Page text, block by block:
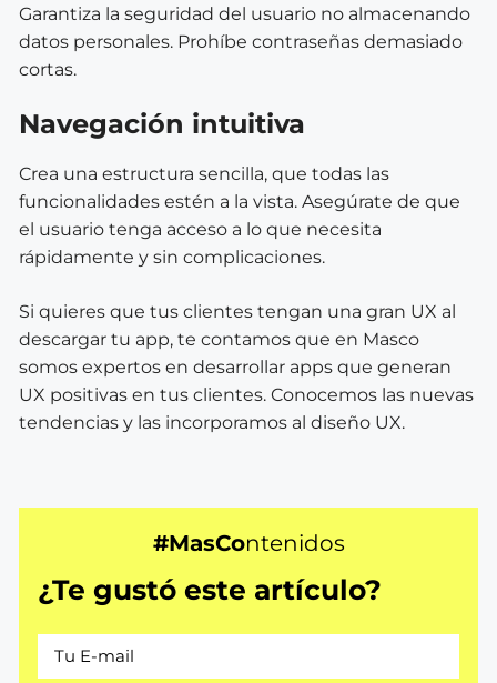
Garantiza la seguridad del usuario no almacenando
datos personales. Prohíbe contraseñas demasiado
cortas.
Navegación intuitiva
Crea una estructura sencilla, que todas las
funcionalidades estén a la vista. Asegúrate de que
el usuario tenga acceso a lo que necesita
rápidamente y sin complicaciones.
Si quieres que tus clientes tengan una gran UX al
descargar tu app, te contamos que en Masco
somos expertos en desarrollar apps que generan
UX positivas en tus clientes. Conocemos las nuevas
tendencias y las incorporamos al diseño UX.
#MasContenidos
¿Te gustó este artículo?